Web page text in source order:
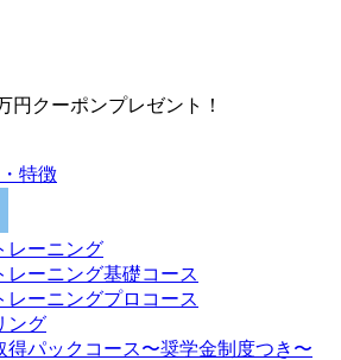
レーニング
レーニング基礎コース
レーニングプロコース
ング
得パックコース〜奨学金制度つき〜